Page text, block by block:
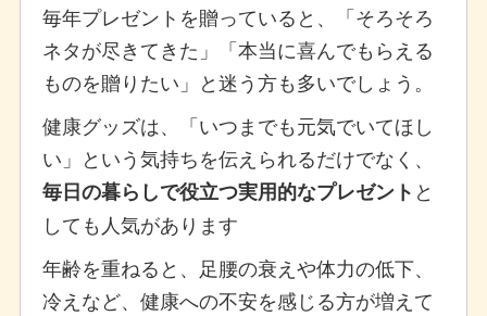
毎年プレゼントを贈っていると、「そろそろ
ネタが尽きてきた」「本当に喜んでもらえる
ものを贈りたい」と迷う方も多いでしょう。
健康グッズは、「いつまでも元気でいてほし
い」という気持ちを伝えられるだけでなく、
毎日の暮らしで役立つ実用的なプレゼント と
しても人気があります
年齢を重ねると、足腰の衰えや体力の低下、
冷えなど、健康への不安を感じる方が増えて